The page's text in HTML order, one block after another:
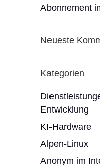
Abonnement
Neueste
Kategorien
Entwicklung
KI-Hardware
Alpen-Linux
Anonym im